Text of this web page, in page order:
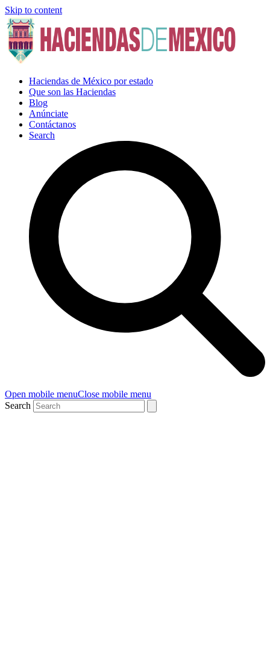
Skip to content
Haciendas de México por estado
Que son las Haciendas
Blog
Anúnciate
Contáctanos
Search
Open mobile menuClose mobile menu
Search